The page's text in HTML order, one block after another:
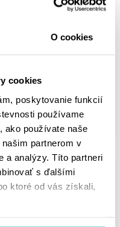
O cookies
cookies
poskytovanie funkcií
používame
ako používate naše
partnerom v
a analýzy. Títo partneri
s ďalšími
ktoré od vás získali,
€
Skladom